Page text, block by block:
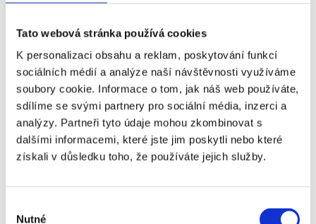
Tato webová stránka používá cookies
K personalizaci obsahu a reklam, poskytování funkcí
sociálních médií a analýze naší návštěvnosti využíváme
soubory cookie. Informace o tom, jak náš web používáte,
sdílíme se svými partnery pro sociální média, inzerci a
analýzy. Partneři tyto údaje mohou zkombinovat s
dalšími informacemi, které jste jim poskytli nebo které
získali v důsledku toho, že používáte jejich služby.
Nutné
cena
49 000 Kč